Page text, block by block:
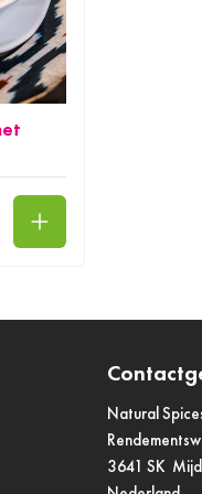
In winkelwagen
Natural
3641 SK